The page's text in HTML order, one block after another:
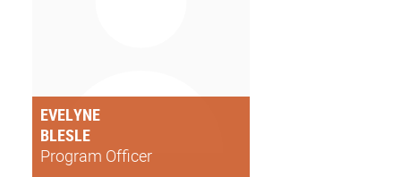
EVELYNE
BLESLE
Program Officer